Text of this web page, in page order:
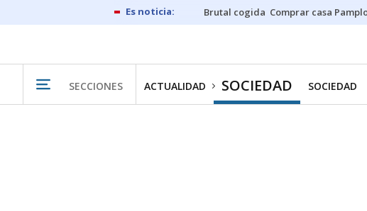
Brutal cogida Comprar casa
SECCIONES ACTUALIDAD SOCIEDAD SOCIEDAD